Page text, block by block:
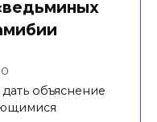
объяснение